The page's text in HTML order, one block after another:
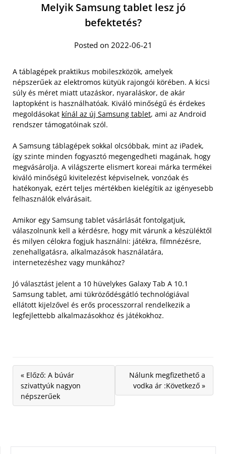
Melyik Samsung tablet lesz jó
befektetés?
Posted on 2022-06-21
A táblagépek praktikus mobileszközök, amelyek
népszerűek az elektromos kütyük rajongói körében. A kicsi
súly és méret miatt utazáskor, nyaraláskor, de akár
laptopként is használhatóak. Kiváló minőségű és érdekes
megoldásokat kínál az új Samsung tablet, ami az Android
rendszer támogatóinak szól.
A Samsung táblagépek sokkal olcsóbbak, mint az iPadek,
így szinte minden fogyasztó megengedheti magának, hogy
megvásárolja. A világszerte elismert koreai márka termékei
kiváló minőségű kivitelezést képviselnek, vonzóak és
hatékonyak, ezért teljes mértékben kielégítik az igényesebb
felhasználók elvárásait.
Amikor egy Samsung tablet vásárlását fontolgatjuk,
válaszolnunk kell a kérdésre, hogy mit várunk a készüléktől
és milyen célokra fogjuk használni: játékra, filmnézésre,
zenehallgatásra, alkalmazások használatára,
internetezéshez vagy munkához?
Jó választást jelent a 10 hüvelykes Galaxy Tab A 10.1
Samsung tablet, ami tükröződésgátló technológiával
ellátott kijelzővel és erős processzorral rendelkezik a
legfejlettebb alkalmazásokhoz és játékokhoz.
« Előző: A búvár
szivattyúk nagyon
népszerűek
Nálunk megfizethető a
vodka ár :Következő »